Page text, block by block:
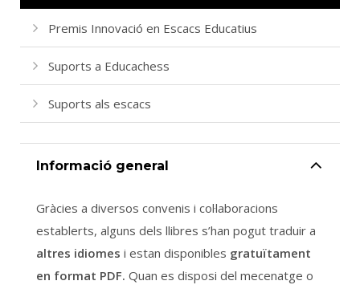
Suport
i cooperacióPremis Innovació en Escacs Educatius
Suports a Educachess
Suports als escacs
Informació general
Gràcies a diversos convenis i col·laboracions
establerts, alguns dels llibres s’han pogut traduir a
altres idiomes i estan disponibles gratuïtament
en format PDF. Quan es disposi del mecenatge o